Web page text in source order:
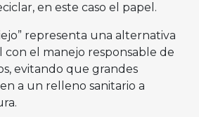
en este caso el papel.
representa una alternativa
con el manejo responsable de
evitando que grandes
a un relleno sanitario a